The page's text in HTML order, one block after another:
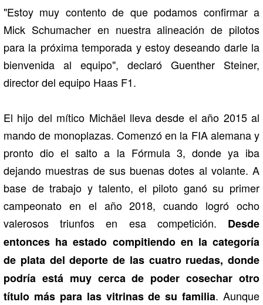
"Estoy muy contento de que podamos confirmar a
Mick Schumacher en nuestra alineación de pilotos
para la próxima temporada y estoy deseando darle la
bienvenida al equipo", declaró Guenther Steiner,
director del equipo Haas F1.
El hijo del mítico Michäel lleva desde el año 2015 al
mando de monoplazas. Comenzó en la FIA alemana y
pronto dio el salto a la Fórmula 3, donde ya iba
dejando muestras de sus buenas dotes al volante. A
base de trabajo y talento, el piloto ganó su primer
campeonato en el año 2018, cuando logró ocho
valerosos triunfos en esa competición. Desde
entonces ha estado compitiendo en la categoría
de plata del deporte de las cuatro ruedas, donde
podría está muy cerca de poder cosechar otro
título más para las vitrinas de su familia. Aunque